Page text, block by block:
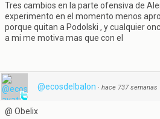
Tres cambios en la parte ofensiva de
experimento en el momento menos
porque quitan a Podolski , y cualquier
a mi me motiva mas que con el
@ecosdelbalon · hace 737 semanas
@ Obelix